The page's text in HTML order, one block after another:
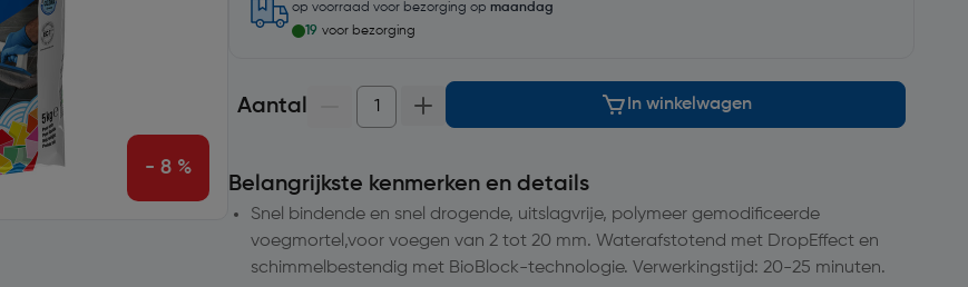
- 8 %
op voorraad voor bezorging op maandag
19 voor bezorging
Aantal In winkelwagen
Belangrijkste kenmerken en details
Snel bindende en snel drogende, uitslagvrije, polymeer gemodificeerde
voegmortel,voor voegen van 2 tot 20 mm. Waterafstotend met DropEffect en
schimmelbestendig met BioBlock-technologie. Verwerkingstijd: 20-25 minuten.